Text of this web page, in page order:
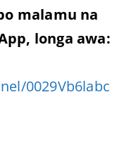
malamu na
longa awa:
0029Vb6labc